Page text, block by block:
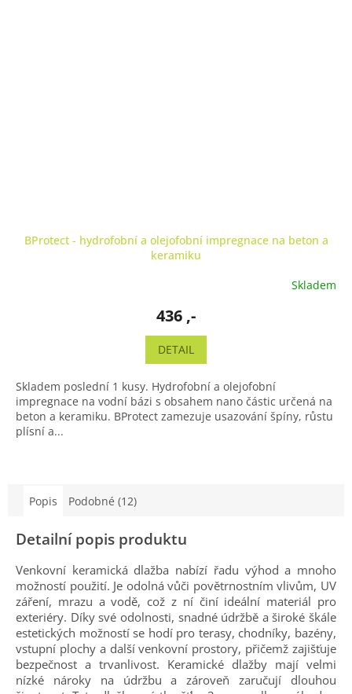
BProtect - hydrofobní a olejofobní impregnace na beton a
keramiku
Skladem
436 ,-
DETAIL
Skladem poslední 1 kusy. Hydrofobní a olejofobní
impregnace na vodní bázi s obsahem nano částic určená na
beton a keramiku. BProtect zamezuje usazování špíny, růstu
plísní a...
Popis Podobné (12)
Detailní popis produktu
Venkovní keramická dlažba nabízí řadu výhod a mnoho
možností použití. Je odolná vůči povětrnostním vlivům, UV
záření, mrazu a vodě, což z ní činí ideální materiál pro
exteriéry. Díky své odolnosti, snadné údržbě a široké škále
estetických možností se hodí pro terasy, chodníky, bazény,
vstupní plochy a další venkovní prostory, přičemž zajišťuje
bezpečnost a trvanlivost. Keramické dlažby mají velmi
nízké nároky na údržbu a zároveň zaručují dlouhou